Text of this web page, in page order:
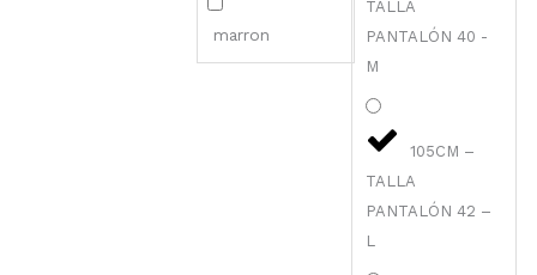
marron
TALLA
PANTALÓN 40 -
M
105CM –
TALLA
PANTALÓN 42 –
L